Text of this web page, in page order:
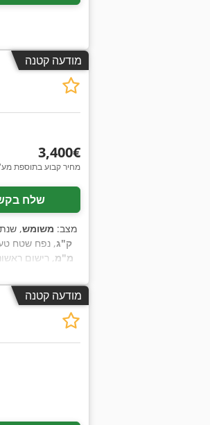
מודעה קטנה
‏3,400 ‏€
מחיר קבוע בתוספת
שלח
מצב: משומש, שנת
ק"ג, נפח שטח
מ"מ, רישום
מודעה קטנה